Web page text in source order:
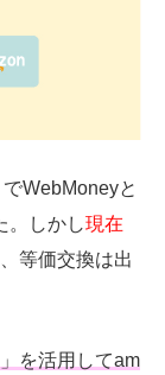
WebMoneyと
。しかし現在
等価交換は出
を活用してam